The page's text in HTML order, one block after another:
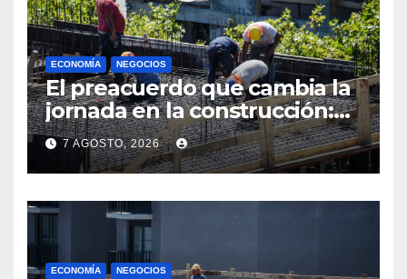
ECONOMÍA NEGOCIOS
El preacuerdo que cambia la
jornada en la construcción:
menos horas, subas reales y
convenio hasta 2031
7 AGOSTO, 2026
ECONOMÍA NEGOCIOS